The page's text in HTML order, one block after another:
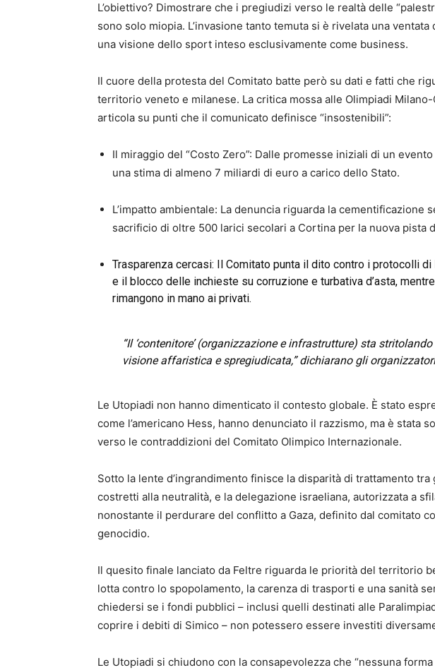
L’obiettivo? Dimostrare che i pregiudizi verso le realtà delle
sono solo miopia. L’invasione tanto temuta si è rivelata una ventata
una visione dello sport inteso esclusivamente come business.
Il cuore della protesta del Comitato batte però su dati e fatti che
territorio veneto e milanese. La critica mossa alle Olimpiadi
articola su punti che il comunicato definisce “insostenibili”:
Il miraggio del “Costo Zero”: Dalle promesse iniziali di un
una stima di almeno 7 miliardi di euro a carico dello Stato.
L’impatto ambientale: La denuncia riguarda la cementificazione
sacrificio di oltre 500 larici secolari a Cortina per la nuova pista
Trasparenza cercasi: Il Comitato punta il dito contro i protocolli di
e il blocco delle inchieste su corruzione e turbativa d’asta,
rimangono in mano ai privati.
“Il ‘contenitore’ (organizzazione e infrastrutture) sta
visione affaristica e spregiudicata,” dichiarano gli
Le Utopiadi non hanno dimenticato il contesto globale. È stato
come l’americano Hess, hanno denunciato il razzismo, ma è stata
verso le contraddizioni del Comitato Olimpico Internazionale.
Sotto la lente d’ingrandimento finisce la disparità di trattamento
costretti alla neutralità, e la delegazione israeliana, autorizzata a
nonostante il perdurare del conflitto a Gaza, definito dal comitato
genocidio.
Il quesito finale lanciato da Feltre riguarda le priorità del territorio
lotta contro lo spopolamento, la carenza di trasporti e una sanità
chiedersi se i fondi pubblici – inclusi quelli destinati alle
coprire i debiti di Simico – non potessero essere investiti
Le Utopiadi si chiudono con la consapevolezza che “nessuna